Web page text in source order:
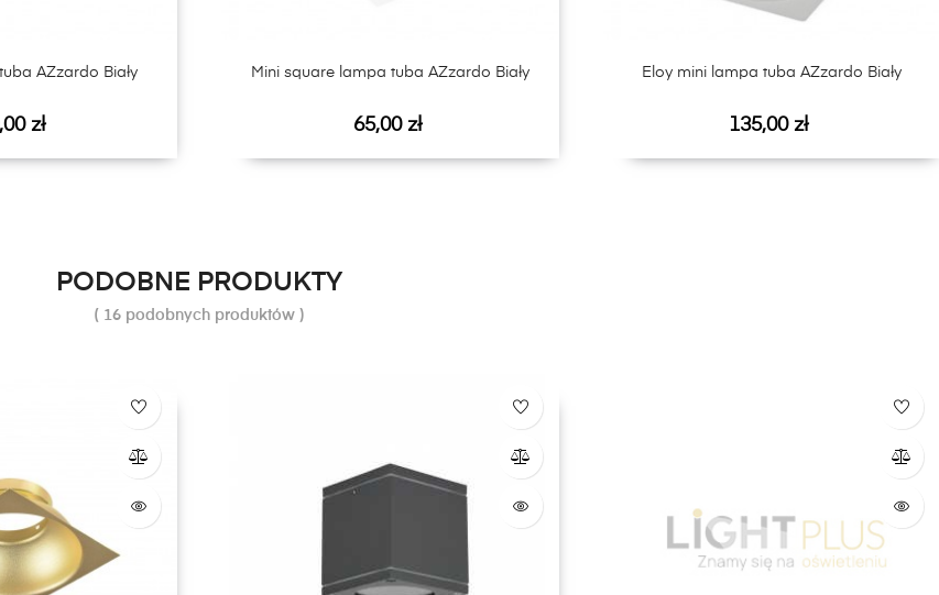
AZzardo Biały
zł
Mini square lampa tuba AZzardo Biały
Cena
65,00 zł
Eloy mini lampa tuba AZzardo Biały
Cena
135,00 zł
PODOBNE PRODUKTY
( 16 podobnych produktów )